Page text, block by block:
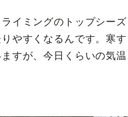
イミングのトップシーズ
やすくなるんです。寒す
すが、今日くらいの気温